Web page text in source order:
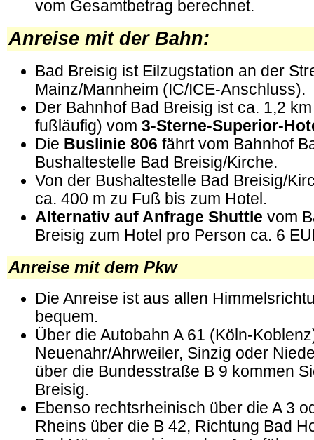
vom Gesamtbetrag berechnet.
Anreise mit der Bahn:
Bad Breisig ist Eilzugstation an der
Mainz/Mannheim (IC/ICE-Anschluss).
Der Bahnhof Bad Breisig ist ca. 1,2
fußläufig) vom 3-Sterne-Superior-
Die Buslinie 806 fährt vom Bahnhof
Bushaltestelle Bad Breisig/Kirche.
Von der Bushaltestelle Bad Breisig/
ca. 400 m zu Fuß bis zum Hotel.
Alternativ auf Anfrage Shuttle vom
Breisig zum Hotel pro Person ca. 6
Anreise mit dem Pkw
Die Anreise ist aus allen
bequem.
Über die Autobahn A 61 (Köln-
Neuenahr/Ahrweiler, Sinzig oder
über die Bundesstraße B 9 kommen
Breisig.
Ebenso rechtsrheinisch über die A 3
Rheins über die B 42, Richtung Bad